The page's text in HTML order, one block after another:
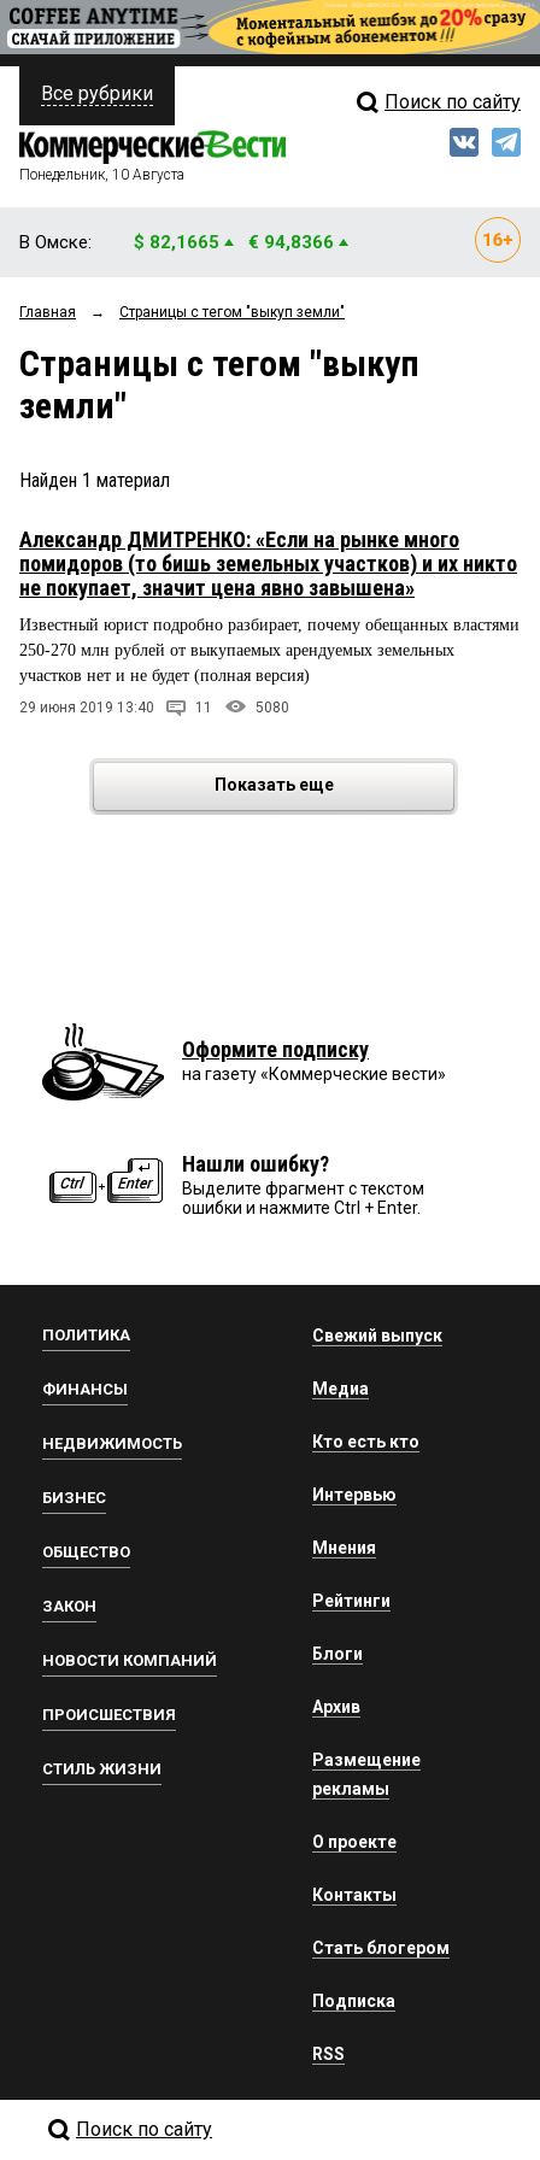
ПОЛИТИКА
ФИНАНСЫ
ОБЩЕСТВО
ЗАКОН
ПРОИСШЕСТВИЯ
СТИЛЬ ЖИЗНИ
Свежий выпуск
Мнения
Рейтинги
Все рубрики Поиск по сайту
Понедельник, 10 Августа
В Омске: $ 82,1665 € 94,8366
Главная → Страницы c тегом "выкуп земли"
Страницы c тегом "выкуп
земли"
Найден 1 материал
Александр ДМИТРЕНКО: «Если на рынке много
помидоров (то бишь земельных участков) и их никто
не покупает, значит цена явно завышена»
Известный юрист подробно разбирает, почему обещанных властями
250-270 млн рублей от выкупаемых арендуемых земельных
участков нет и не будет (полная версия)
29 июня 2019 13:40 11 5080
Показать еще
Оформите подписку
на газету «Коммерческие вести»
Нашли ошибку?
Выделите фрагмент с текстом
ошибки и нажмите Ctrl + Enter.
ПОЛИТИКА
ФИНАНСЫ
НЕДВИЖИМОСТЬ
БИЗНЕС
ОБЩЕСТВО
ЗАКОН
НОВОСТИ КОМПАНИЙ
ПРОИСШЕСТВИЯ
СТИЛЬ ЖИЗНИ
Свежий выпуск
Медиа
Кто есть кто
Интервью
Мнения
Рейтинги
Блоги
Архив
Размещение
рекламы
О проекте
Контакты
Стать блогером
Подписка
RSS
Поиск по сайту